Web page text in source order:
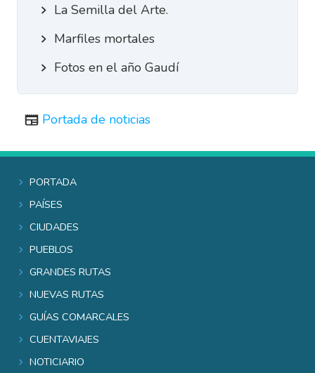
La Semilla del Arte.
Marfiles mortales
Fotos en el año Gaudí
Portada de noticias
Portada
Países
Ciudades
Pueblos
Grandes rutas
Nuevas rutas
Guías comarcales
Cuentaviajes
Noticiario